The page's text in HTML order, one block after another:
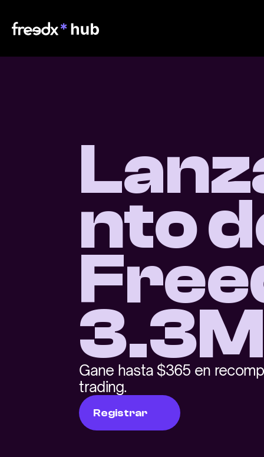
nto
Gane hasta $365 en
trading.
Registrar